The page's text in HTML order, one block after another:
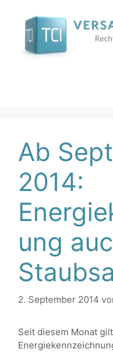
springen
Ab
2014:
ung
2. September 2014
Seit diesem Monat